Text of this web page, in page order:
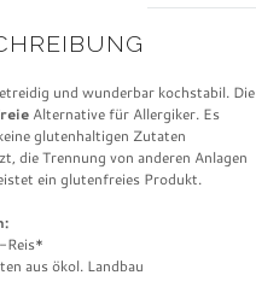
und wunderbar kochstabil. Die
Alternative für Allergiker. Es
glutenhaltigen Zutaten
die Trennung von anderen Anlagen
ein glutenfreies Produkt.
Reis*
aus ökol. Landbau